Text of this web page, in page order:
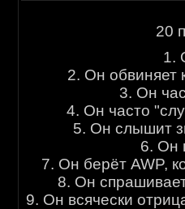
20
1.
2. Он обвиняет
3. Он
4. Он часто
5. Он слышит
6. Он
7. Он берёт AWP,
8. Он
9. Он всячески